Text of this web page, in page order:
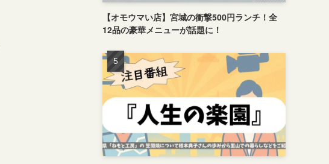
【オモウマい店】宮城の衝撃500円ランチ！全
12品の豪華メニューが話題に！